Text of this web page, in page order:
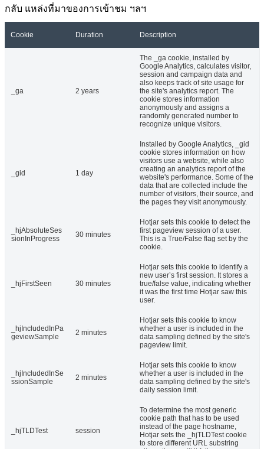
กลับ แหล่งที่มาของการเข้าชม ฯลฯ
Cookie Duration Description
_ga 2 years
The _ga cookie, installed by
Google Analytics, calculates visitor,
session and campaign data and
also keeps track of site usage for
the site's analytics report. The
cookie stores information
anonymously and assigns a
randomly generated number to
recognize unique visitors.
_gid 1 day
Installed by Google Analytics, _gid
cookie stores information on how
visitors use a website, while also
creating an analytics report of the
website's performance. Some of the
data that are collected include the
number of visitors, their source, and
the pages they visit anonymously.
_hjAbsoluteSes
sionInProgress
30 minutes
Hotjar sets this cookie to detect the
first pageview session of a user.
This is a True/False flag set by the
cookie.
_hjFirstSeen 30 minutes
Hotjar sets this cookie to identify a
new user’s first session. It stores a
true/false value, indicating whether
it was the first time Hotjar saw this
user.
_hjIncludedInPa
geviewSample
2 minutes
Hotjar sets this cookie to know
whether a user is included in the
data sampling defined by the site's
pageview limit.
_hjIncludedInSe
ssionSample
2 minutes
Hotjar sets this cookie to know
whether a user is included in the
data sampling defined by the site's
daily session limit.
_hjTLDTest session
To determine the most generic
cookie path that has to be used
instead of the page hostname,
Hotjar sets the _hjTLDTest cookie
to store different URL substring